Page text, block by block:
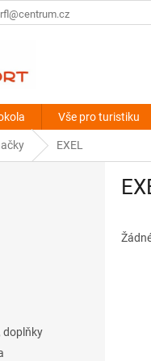
Vše pro turistiku
EXEL
doplňky